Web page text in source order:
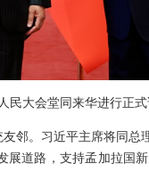
民大会堂同来华进行正
邻。习近平主席将同
道路，支持孟加拉国